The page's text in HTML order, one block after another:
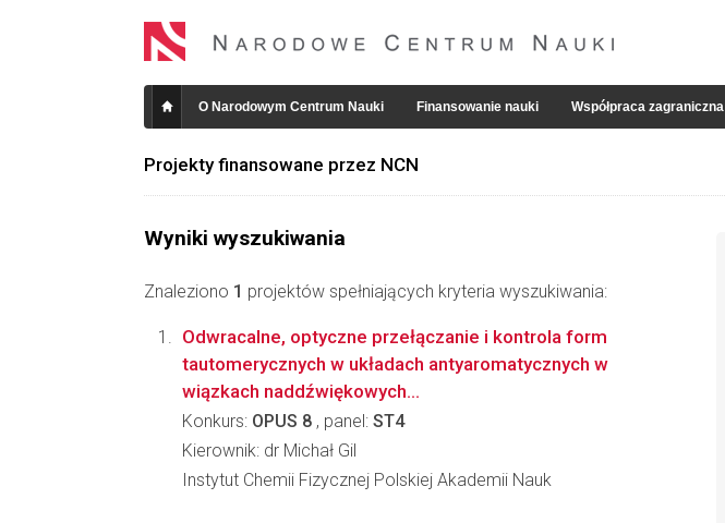
O Narodowym Centrum Nauki Finansowanie nauki Współpraca zagraniczna
Projekty finansowane przez NCN
Wyniki wyszukiwania
Znaleziono 1 projektów spełniających kryteria wyszukiwania:
Odwracalne, optyczne przełączanie i kontrola form
tautomerycznych w układach antyaromatycznych w
wiązkach naddźwiękowych...
Konkurs: OPUS 8 , panel: ST4
Kierownik: dr Michał Gil
Instytut Chemii Fizycznej Polskiej Akademii Nauk